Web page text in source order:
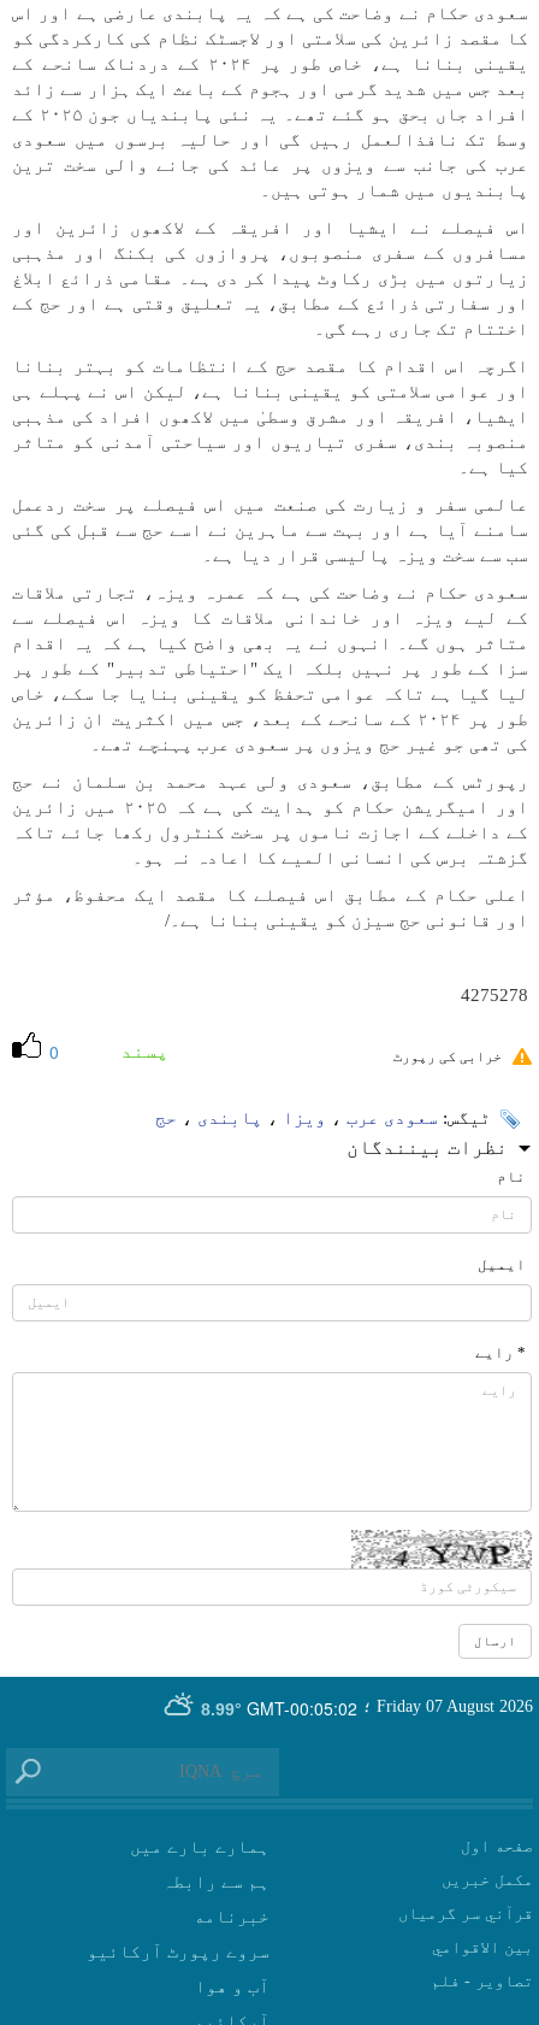
سعودی حکام نے وضاحت کی ہے کہ یہ پابندی عارضی ہے اور اس
کا مقصد زائرین کی سلامتی اور لاجسٹک نظام کی کارکردگی کو
یقینی بنانا ہے، خاص طور پر ۲۰۲۴ کے دردناک سانحے کے
بعد جس میں شدید گرمی اور ہجوم کے باعث ایک ہزار سے زائد
افراد جاں بحق ہو گئے تھے۔ یہ نئی پابندیاں جون ۲۰۲۵ کے
وسط تک نافذالعمل رہیں گی اور حالیہ برسوں میں سعودی
عرب کی جانب سے ویزوں پر عائد کی جانے والی سخت ترین
پابندیوں میں شمار ہوتی ہیں۔
اس فیصلے نے ایشیا اور افریقہ کے لاکھوں زائرین اور
مسافروں کے سفری منصوبوں، پروازوں کی بکنگ اور مذہبی
زیارتوں میں بڑی رکاوٹ پیدا کر دی ہے۔ مقامی ذرائع ابلاغ
اور سفارتی ذرائع کے مطابق، یہ تعلیق وقتی ہے اور حج کے
اختتام تک جاری رہے گی۔
اگرچہ اس اقدام کا مقصد حج کے انتظامات کو بہتر بنانا
اور عوامی سلامتی کو یقینی بنانا ہے، لیکن اس نے پہلے ہی
ایشیا، افریقہ اور مشرق وسطیٰ میں لاکھوں افراد کی مذہبی
منصوبہ بندی، سفری تیاریوں اور سیاحتی آمدنی کو متاثر
کیا ہے۔
عالمی سفر و زیارت کی صنعت میں اس فیصلے پر سخت ردعمل
سامنے آیا ہے اور بہت سے ماہرین نے اسے حج سے قبل کی گئی
سب سے سخت ویزہ پالیسی قرار دیا ہے۔
سعودی حکام نے وضاحت کی ہے کہ عمرہ ویزہ، تجارتی ملاقات
کے لیے ویزہ اور خاندانی ملاقات کا ویزہ اس فیصلے سے
متاثر ہوں گے۔ انہوں نے یہ بھی واضح کیا ہے کہ یہ اقدام
سزا کے طور پر نہیں بلکہ ایک "احتیاطی تدبیر" کے طور پر
لیا گیا ہے تاکہ عوامی تحفظ کو یقینی بنایا جا سکے، خاص
طور پر ۲۰۲۴ کے سانحے کے بعد، جس میں اکثریت ان زائرین
کی تھی جو غیر حج ویزوں پر سعودی عرب پہنچے تھے۔
رپورٹس کے مطابق، سعودی ولی عہد محمد بن سلمان نے حج
اور امیگریشن حکام کو ہدایت کی ہے کہ ۲۰۲۵ میں زائرین
کے داخلے کے اجازت ناموں پر سخت کنٹرول رکھا جائے تاکہ
گزشتہ برس کی انسانی المیے کا اعادہ نہ ہو۔
اعلی حکام کے مطابق اس فیصلے کا مقصد ایک محفوظ، مؤثر
اور قانونی حج سیزن کو یقینی بنانا ہے۔/
4275278
0 پسند خرابی کی رپورٹ
ٹیگس: سعودی عرب ، ویزا ، پابندی ، حج
نظرات بینندگان
نام
ایمیل
* رایے
GMT-00:05:02
8.99° Friday 07 August 2026 ؛
صفحه اول
مکمل خبریں
قرآني سر گرمياں
بين الاقوامي
تصاوير - فلم
ہمارے بارے میں
ہم سے رابطہ
سروے رپورٹ آرکائیو
آب و هوا